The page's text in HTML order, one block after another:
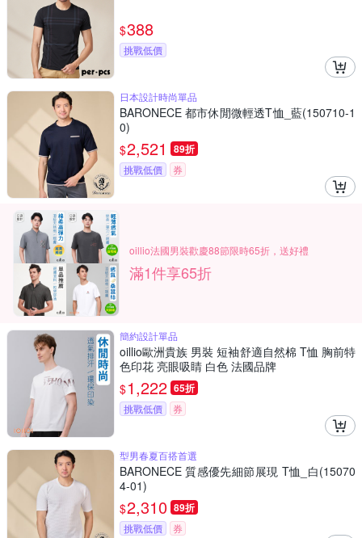
$388
挑戰低價
日本設計時尚單品
BARONECE 都市休閒微輕透T恤_藍(150710-1
0)
$2,521 89折
挑戰低價 券
oillio法國男裝歡慶88節限時65折，送好禮
滿1件享65折
簡約設計單品
oillio歐洲貴族 男裝 短袖舒適自然棉 T恤 胸前特
色印花 亮眼吸睛 白色 法國品牌
$1,222 65折
挑戰低價 券
型男春夏百搭首選
BARONECE 質感優先細節展現 T恤_白(15070
4-01)
$2,310 89折
挑戰低價 券